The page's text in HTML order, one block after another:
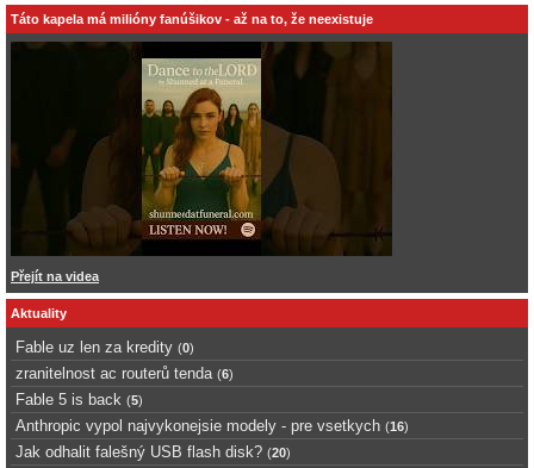
Táto kapela má milióny fanúšikov - až na to, že neexistuje
Přejít na videa
Aktuality
Fable uz len za kredity (0)
zranitelnost ac routerů tenda (6)
Fable 5 is back (5)
Anthropic vypol najvykonejsie modely - pre vsetkych (16)
Jak odhalit falešný USB flash disk? (20)